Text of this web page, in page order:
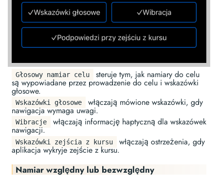
Głosowy namiar celu steruje tym, jak namiary do celu
są wypowiadane przez prowadzenie do celu i wskazówki
głosowe.
Wskazówki głosowe włączają mówione wskazówki, gdy
nawigacja wymaga uwagi.
Wibracje włączają informację haptyczną dla wskazówek
nawigacji.
Wskazówki zejścia z kursu włączają ostrzeżenia, gdy
aplikacja wykryje zejście z kursu.
Namiar względny lub bezwzględny